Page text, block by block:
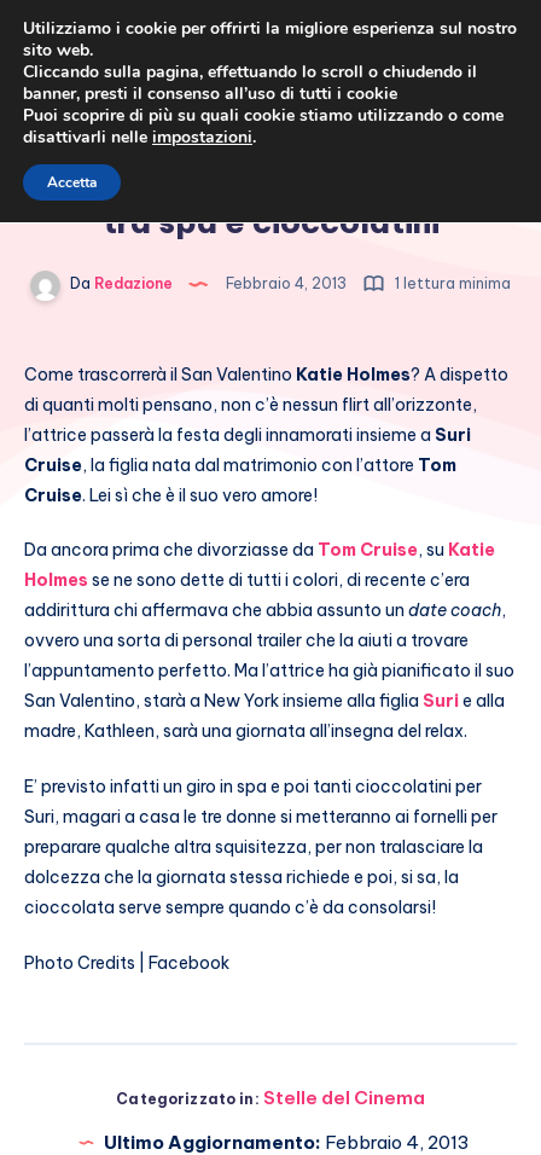
Katie Holmes: San Valentino
tra spa e cioccolatini
Da Redazione Febbraio 4, 2013 1 lettura minima
Come trascorrerà il San Valentino Katie Holmes? A dispetto
di quanti molti pensano, non c’è nessun flirt all’orizzonte,
l’attrice passerà la festa degli innamorati insieme a Suri
Cruise, la figlia nata dal matrimonio con l’attore Tom
Cruise. Lei sì che è il suo vero amore!
Da ancora prima che divorziasse da Tom Cruise, su Katie
Holmes se ne sono dette di tutti i colori, di recente c’era
addirittura chi affermava che abbia assunto un date coach,
ovvero una sorta di personal trailer che la aiuti a trovare
l’appuntamento perfetto. Ma l’attrice ha già pianificato il suo
San Valentino, starà a New York insieme alla figlia Surie alla
madre, Kathleen, sarà una giornata all’insegna del relax.
E’ previsto infatti un giro in spa e poi tanti cioccolatini per
Suri, magari a casa le tre donne si metteranno ai fornelli per
preparare qualche altra squisitezza, per non tralasciare la
dolcezza che la giornata stessa richiede e poi, si sa, la
cioccolata serve sempre quando c’è da consolarsi!
Photo Credits | Facebook
Categorizzato in: Stelle del Cinema
Ultimo Aggiornamento: Febbraio 4, 2013
Utilizziamo i cookie per offrirti la migliore esperienza sul nostro
sito web.
Cliccando sulla pagina, effettuando lo scroll o chiudendo il
banner, presti il consenso all’uso di tutti i cookie
Puoi scoprire di più su quali cookie stiamo utilizzando o come
disattivarli nelle impostazioni.
Accetta